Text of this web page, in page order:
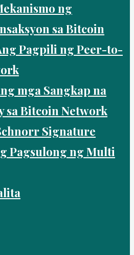
ng
sa Bitcoin
Pagpili ng Peer-to-
mga Sangkap na
sa Bitcoin Network
Signature
Pagsulong ng Multi